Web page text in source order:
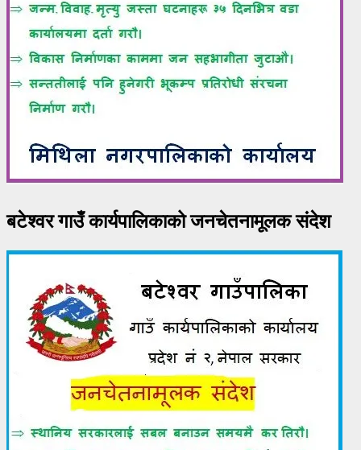
बटेश्वर गाउँ कार्यपालिकाको जनचेतनामूलक संदेश